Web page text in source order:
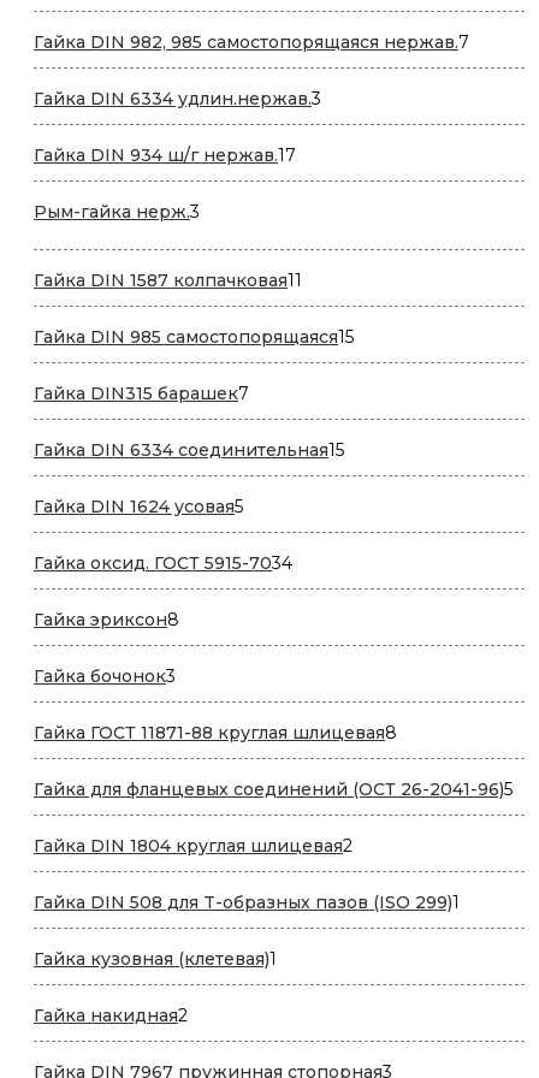
товара
Гайка DIN 982, 985 самостопорящаяся нержав.7
товаров
Гайка DIN 6334 удлин.нержав.3
товара
Гайка DIN 934 ш/г нержав.17
товаров
Рым-гайка нерж.3
Гайка DIN 1587 колпачковая11
товаров
Гайка DIN 985 самостопорящаяся1515
товаров
Гайка DIN315 барашек7
товаров
Гайка DIN 6334 соединительная1515
товаров
Гайка DIN 1624 усовая55
товаров
Гайка оксид. ГОСТ 5915-703434
товара
Гайка эриксон8
товаров
Гайка бочонок3
товара
Гайка ГОСТ 11871-88 круглая шлицевая8
товаров
Гайка для фланцевых соединений (ОСТ 26-2041-96)55
Гайка DIN 1804 круглая шлицевая2
товара
Гайка DIN 508 для T-образных пазов (ISO 299)1
товар
Гайка кузовная (клетевая)1
товар
Гайка накидная2
товара
Гайка DIN 7967 пружинная стопорная3